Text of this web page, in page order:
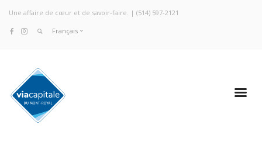
Une affaire de cœur et de savoir-faire. | (514) 597-2121
Français